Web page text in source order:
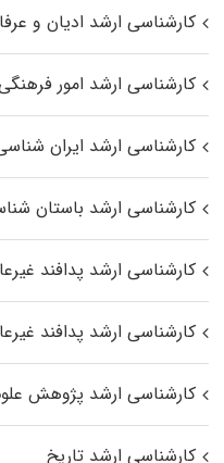
کارشناسی ارشد ادیان و
کارشناسی ارشد امور
کارشناسی ارشد ایران
کارشناسی ارشد باستان
کارشناسی ارشد پدافند
کارشناسی ارشد پدافند
کارشناسی ارشد پژوهش
کارشناسی ارشد تاریخ